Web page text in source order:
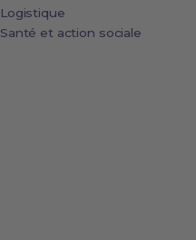
Logistique
Santé et action sociale